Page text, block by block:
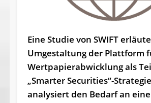
Eine Studie von SWIFT
Umgestaltung der Plattform
Wertpapierabwicklung als
„Smarter Securities“-
analysiert den Bedarf an